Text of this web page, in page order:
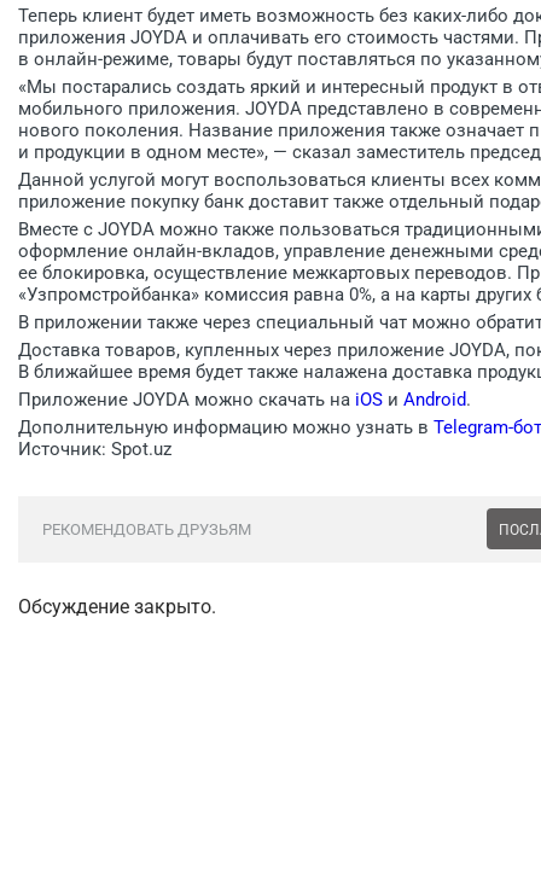
Теперь клиент будет иметь возможность без каких-либо
приложения JOYDA и оплачивать его стоимость частями.
в онлайн-режиме, товары будут поставляться по
«Мы постарались создать яркий и интересный продукт в
мобильного приложения. JOYDA представлено в
нового поколения. Название приложения также означает
и продукции в одном месте», — сказал заместитель
Данной услугой могут воспользоваться клиенты всех
приложение покупку банк доставит также отдельный
Вместе с JOYDA можно также пользоваться
оформление онлайн-вкладов, управление денежными
ее блокировка, осуществление межкартовых переводов.
«Узпромстройбанка» комиссия равна 0%, а на карты других
В приложении также через специальный чат можно
Доставка товаров, купленных через приложение JOYDA,
В ближайшее время будет также налажена доставка
Приложение JOYDA можно скачать на iOS и Android.
Дополнительную информацию можно узнать в Telegram-
Источник: Spot.uz
РЕКОМЕНДОВАТЬ ДРУЗЬЯМ
Обсуждение закрыто.